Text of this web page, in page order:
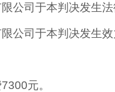
公司于本判决发生
公司于本判决发生
元。